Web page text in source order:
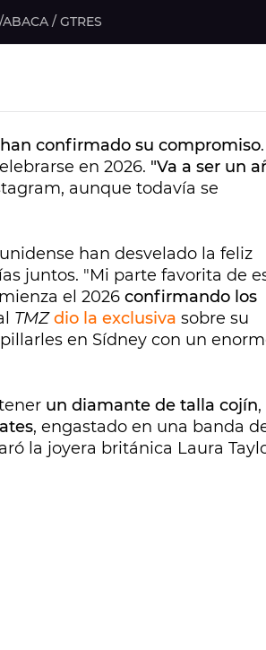
/ GTRES
han confirmado su compromiso.
en 2026. "Va a ser un
aunque todavía se
han desvelado la feliz
juntos. "Mi parte favorita de
el 2026 confirmando los
TMZdio la exclusiva sobre su
en Sídney con un
un diamante de talla cojín,
, engastado en una banda
la joyera británica Laura